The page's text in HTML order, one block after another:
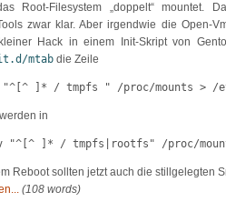
Root-Filesystem „doppelt“ mountet.
zwar klar. Aber irgendwie die Open-
Hack in einem Init-Skript von
mtab die Zeile
]* / tmpfs " /proc/mounts > /
in
"^[^ ]* / tmpfs|rootfs" /proc/
Reboot sollten jetzt auch die stillgelegten
(108 words)